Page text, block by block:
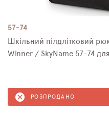
57-74
Шкільний пілдлітковий
Winner / SkyNamе 57-74
РОЗПРОДАНО